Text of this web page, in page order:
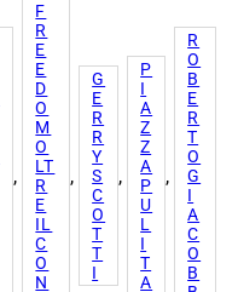
,
F
R
E
E
D
O
M
O
LT
R
E
IL
C
O
N
,
G
E
R
R
Y
S
C
O
T
T
I
,
P
I
A
Z
Z
A
P
U
L
I
T
A
,
R
O
B
E
R
T
O
G
I
A
C
O
B